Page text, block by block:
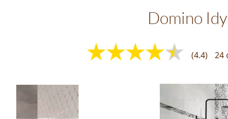
Domino
(4.4) 24